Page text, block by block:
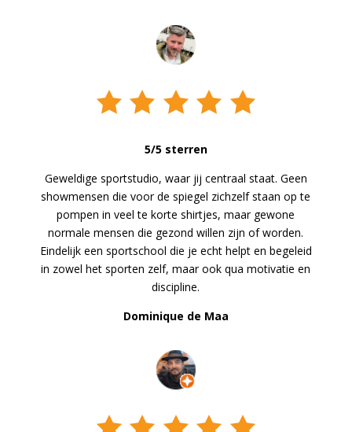
5/5 sterren
Geweldige sportstudio, waar jij centraal staat. Geen
showmensen die voor de spiegel zichzelf staan op te
pompen in veel te korte shirtjes, maar gewone
normale mensen die gezond willen zijn of worden.
Eindelijk een sportschool die je echt helpt en begeleid
in zowel het sporten zelf, maar ook qua motivatie en
discipline.
Dominique de Maa